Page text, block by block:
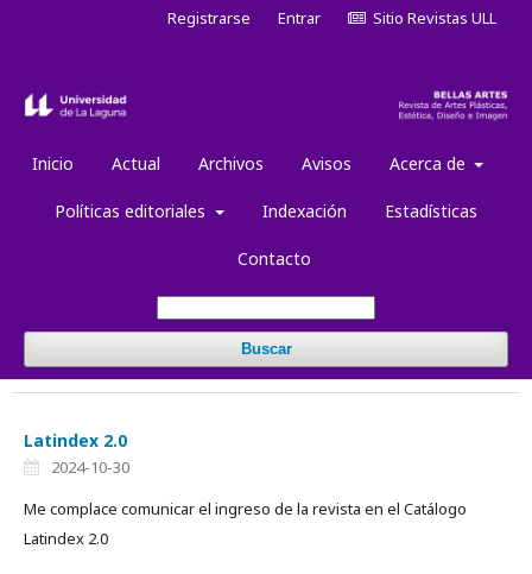
Inicio Actual Archivos Avisos Acerca de
Políticas editoriales Indexación Estadísticas
Contacto
Buscar
Registrarse Entrar Sitio Revistas ULL
Latindex 2.0
2024-10-30
Me complace comunicar el ingreso de la revista en el Catálogo
Latindex 2.0